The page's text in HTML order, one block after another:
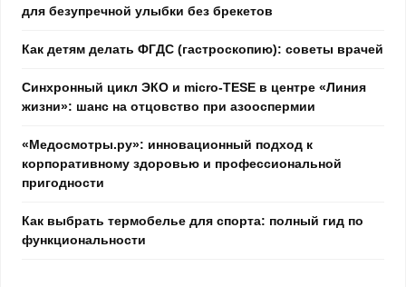
для безупречной улыбки без брекетов
Как детям делать ФГДС (гастроскопию): советы врачей
Синхронный цикл ЭКО и micro-TESE в центре «Линия
жизни»: шанс на отцовство при азооспермии
«Медосмотры.ру»: инновационный подход к
корпоративному здоровью и профессиональной
пригодности
Как выбрать термобелье для спорта: полный гид по
функциональности